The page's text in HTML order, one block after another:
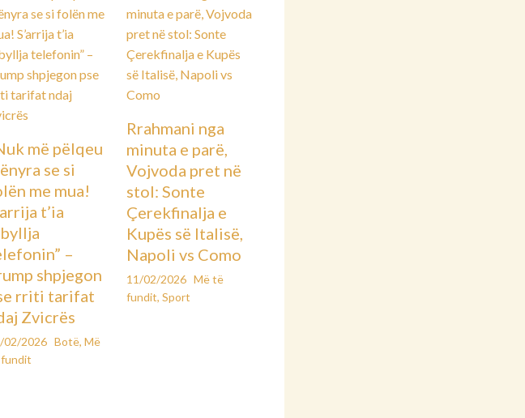
më pëlqeu
se si
me mua!
t’ia
–
shpjegon
rriti tarifat
Zvicrës
02/2026 Botë,Më
Rrahmani nga
minuta e parë,
Vojvoda pret në
stol: Sonte
Çerekfinalja e
Kupës së Italisë,
Napoli vs Como
11/02/2026 Më të
fundit, Sport